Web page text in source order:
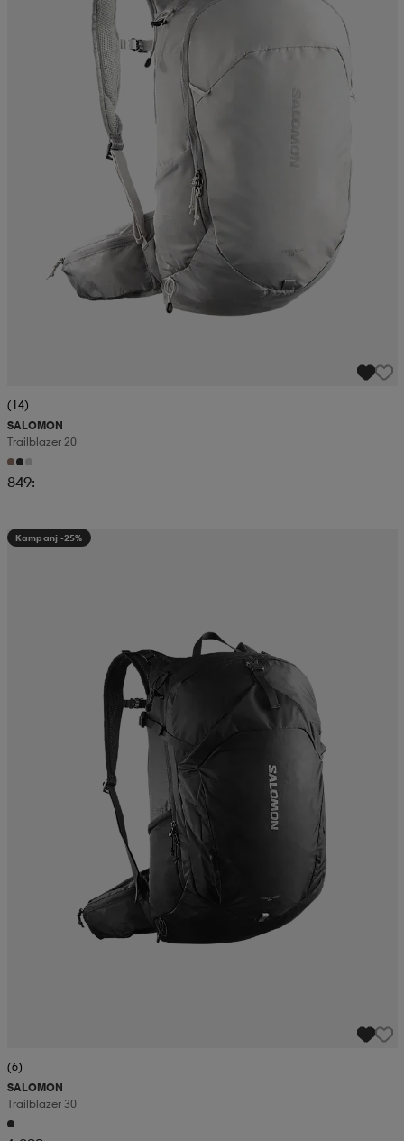
(14)
SALOMON
Trailblazer 20
849:-
Kampanj -25%
(6)
SALOMON
Trailblazer 30